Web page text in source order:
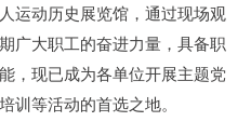
运动历史展览馆，通过现场观
广大职工的奋进力量，具备职
，现已成为各单位开展主题党
训等活动的首选之地。